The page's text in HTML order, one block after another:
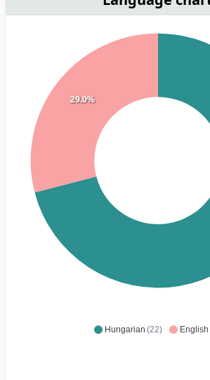
Hungarian (22) English
29.0%